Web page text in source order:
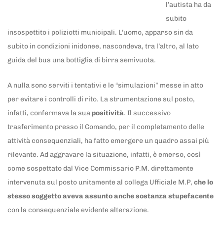
l’autista ha da
subito
insospettito i poliziotti municipali. L’uomo, apparso sin da
subito in condizioni inidonee, nascondeva, tra l’altro, al lato
guida del bus una bottiglia di birra semivuota.
A nulla sono serviti i tentativi e le “simulazioni” messe in atto
per evitare i controlli di rito. La strumentazione sul posto,
infatti, confermava la sua positività. Il successivo
trasferimento presso il Comando, per il completamento delle
attività consequenziali, ha fatto emergere un quadro assai più
rilevante. Ad aggravare la situazione, infatti, è emerso, così
come sospettato dal Vice Commissario P.M. direttamente
intervenuta sul posto unitamente al collega Ufficiale M.P, che lo
stesso soggetto aveva assunto anche sostanza stupefacente
con la consequenziale evidente alterazione.